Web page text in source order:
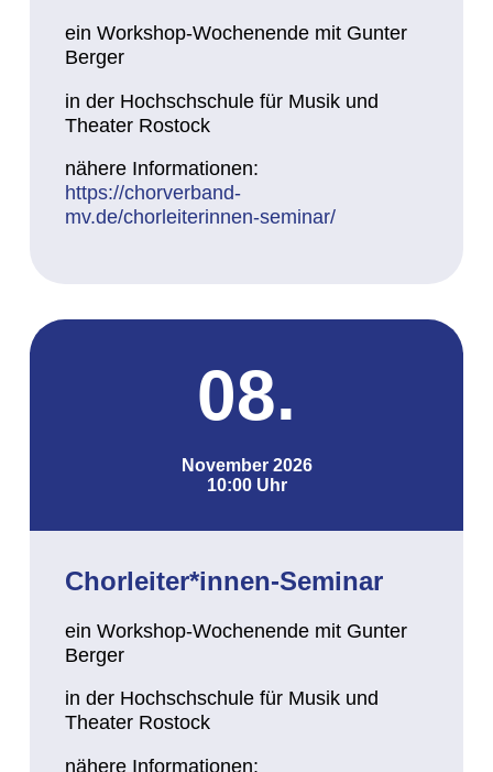
ein Workshop-Wochenende mit Gunter
Berger
in der Hochschschule für Musik und
Theater Rostock
nähere Informationen:
https://chorverband-
mv.de/chorleiterinnen-seminar/
08.
November 2026
10:00 Uhr
Chorleiter*innen-Seminar
ein Workshop-Wochenende mit Gunter
Berger
in der Hochschschule für Musik und
Theater Rostock
nähere Informationen: